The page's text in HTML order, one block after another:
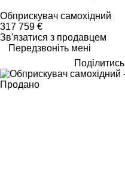
Обприскувач самохідний
317 759 €
Зв'язатися з продавцем
Передзвоніть мені
Поділитись
Продано